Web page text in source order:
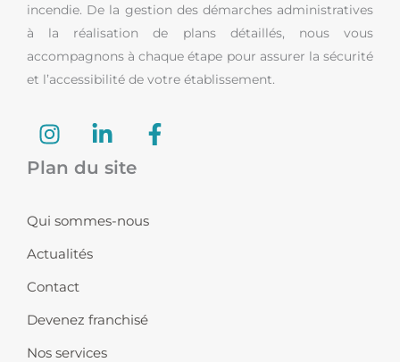
incendie. De la gestion des démarches administratives
à la réalisation de plans détaillés, nous vous
accompagnons à chaque étape pour assurer la sécurité
et l’accessibilité de votre établissement.
I
n
s
a
g
r
a
m
i
n
d
i
n
F
a
Plan du site
Qui sommes-nous
Actualités
Contact
Devenez franchisé
Nos services